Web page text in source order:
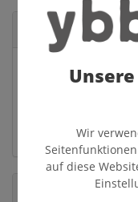
Bäckerei Molterer
Schwemmau 3
Auf Google Maps
Veranstalter
Wir
auf diese